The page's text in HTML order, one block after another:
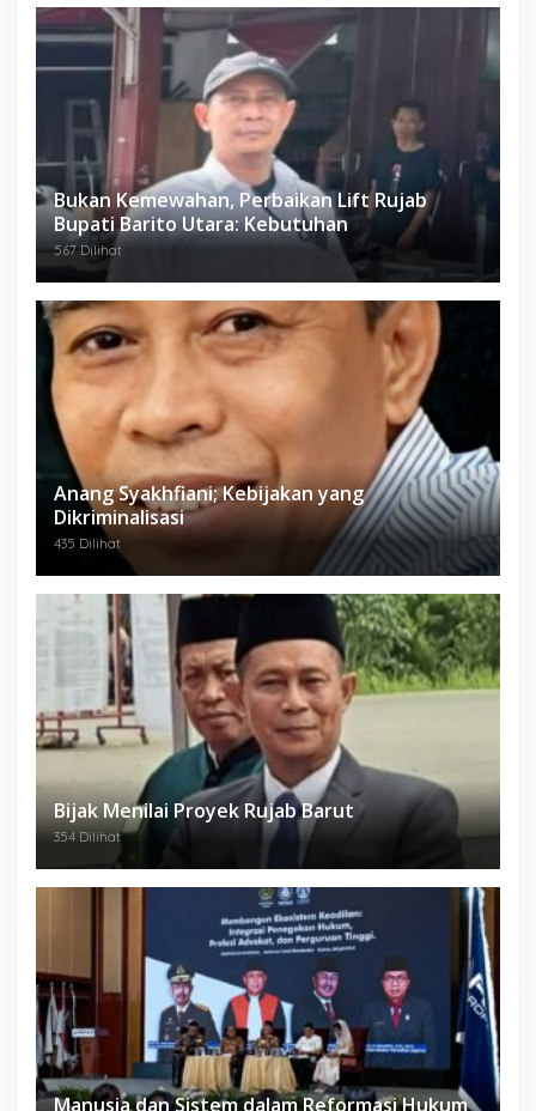
Bukan Kemewahan, Perbaikan Lift Rujab
Bupati Barito Utara: Kebutuhan
567 Dilihat
Anang Syakhfiani; Kebijakan yang
Dikriminalisasi
435 Dilihat
Bijak Menilai Proyek Rujab Barut
354 Dilihat
Manusia dan Sistem dalam Reformasi Hukum